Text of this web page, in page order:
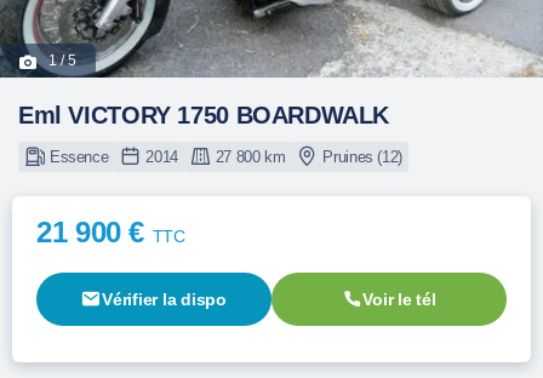
1/ 5
Eml VICTORY 1750 BOARDWALK
Essence 2014 27 800 km Pruines (12)
21 900 € TTC
Vérifier la dispo Voir le tél